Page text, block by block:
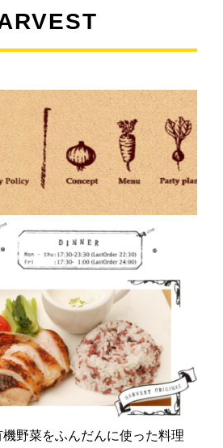
野菜をふんだんに使った料理